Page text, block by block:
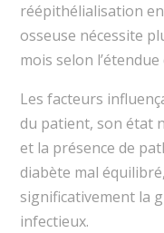
réépithélialisation
osseuse nécessite
mois selon
Les facteurs
du patient, son état
et la présence de
diabète mal
significativement la
infectieux.